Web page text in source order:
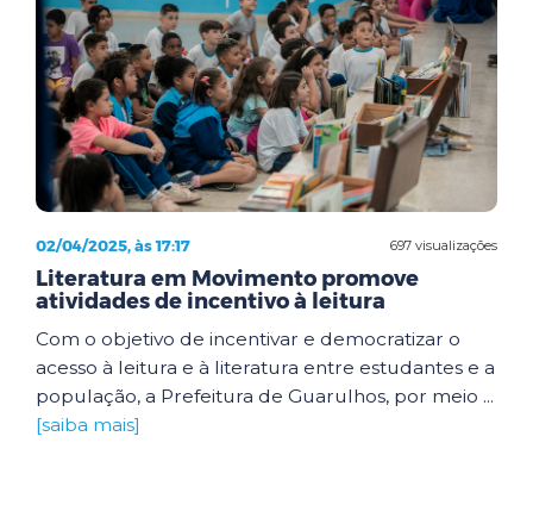
697 visualizações
02/04/2025, às 17:17
Literatura em Movimento promove
atividades de incentivo à leitura
Com o objetivo de incentivar e democratizar o
acesso à leitura e à literatura entre estudantes e a
população, a Prefeitura de Guarulhos, por meio ...
[saiba mais]